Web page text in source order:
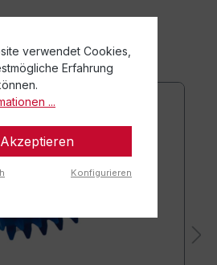
verwendet Cookies,
Erfahrung
...
Akzeptieren
Konfigurieren